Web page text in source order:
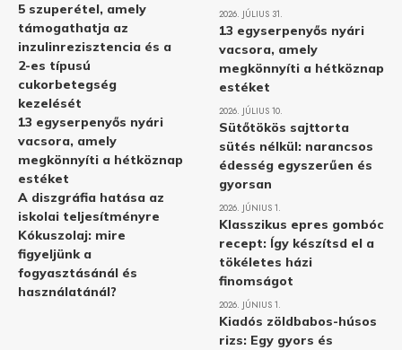
5 szuperétel, amely
támogathatja az
inzulinrezisztencia és a
2-es típusú
cukorbetegség
kezelését
13 egyserpenyős nyári
vacsora, amely
megkönnyíti a hétköznap
estéket
A diszgráfia hatása az
iskolai teljesítményre
Kókuszolaj: mire
figyeljünk a
fogyasztásánál és
használatánál?
2026. JÚLIUS 31.
13 egyserpenyős nyári
vacsora, amely
megkönnyíti a hétköznap
estéket
2026. JÚLIUS 10.
Sütőtökös sajttorta
sütés nélkül: narancsos
édesség egyszerűen és
gyorsan
2026. JÚNIUS 1.
Klasszikus epres gombóc
recept: Így készítsd el a
tökéletes házi
finomságot
2026. JÚNIUS 1.
Kiadós zöldbabos-húsos
rizs: Egy gyors és